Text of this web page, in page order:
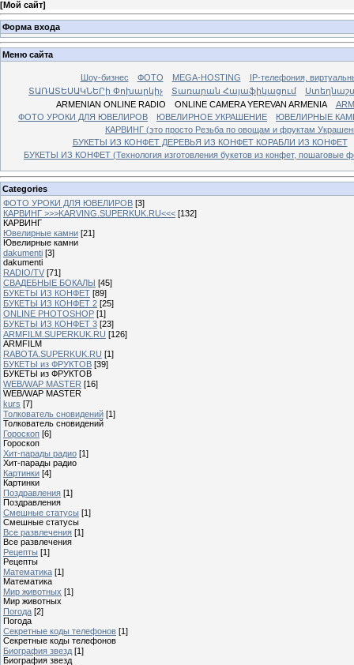
[Мой сайт]
Форма входа
Меню сайта
Шоу-бизнес ФОТО MEGA-HOSTING
IP-телефония,
ՏԱՌԱՏԵՍԱԿՆԵՐի Փոխարկիչ
Տառարան Հայաֆիկացում
ARMENIAN ONLINE RADIO
ONLINE CAMERA YEREVAN ARMENIA
ФОТО УРОКИ ДЛЯ ЮВЕЛИРОВ
ЮВЕЛИРНОЕ УКРАШЕНИЕ
ЮВЕЛИРНЫЕ
КАРВИНГ (это просто Резьба по овощам и фруктам
БУКЕТЫ ИЗ КОНФЕТ ДЕРЕВЬЯ ИЗ КОНФЕТ КОРАБЛИ ИЗ КОНФЕТ
БУКЕТЫ ИЗ КОНФЕТ (Технология изготовления букетов из конфет, пошаговые
Categories
ФОТО УРОКИ ДЛЯ ЮВЕЛИРОВ [3]
КАРВИНГ >>>KARVING.SUPERKUK.RU<<< [132]
КАРВИНГ
Ювелирные камни [21]
Ювелирные камни
dakumenti [3]
dakumenti
RADIO/TV [71]
СВАДЕБНЫЕ БОКАЛЫ [45]
БУКЕТЫ ИЗ КОНФЕТ [89]
БУКЕТЫ ИЗ КОНФЕТ 2 [25]
ONLINE PHOTOSHOP [1]
БУКЕТЫ ИЗ КОНФЕТ 3 [23]
ARMFILM.SUPERKUK.RU [126]
ARMFILM
RABOTA.SUPERKUK.RU [1]
БУКЕТЫ из ФРУКТОВ [39]
БУКЕТЫ из ФРУКТОВ
WEB/WAP MASTER [16]
WEB/WAP MASTER
kurs [7]
Толкователь сновидений [1]
Толкователь сновидений
Гороскоп [6]
Гороскоп
Хит-парады радио [1]
Хит-парады радио
Картинки [4]
Картинки
Поздравления [1]
Поздравления
Смешные статусы [1]
Смешные статусы
Все развлечения [1]
Все развлечения
Рецепты [1]
Рецепты
Математика [1]
Математика
Мир животных [1]
Мир животных
Погода [2]
Погода
Секретные коды телефонов [1]
Секретные коды телефонов
Биография звезд [1]
Биография звезд